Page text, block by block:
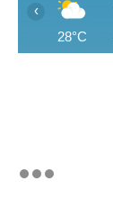
28°C
‹